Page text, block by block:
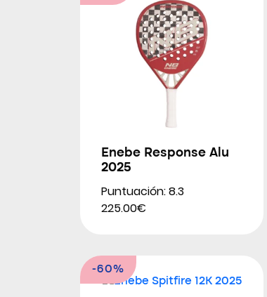
Enebe Response Alu
2025
Puntuación: 8.3
225.00€
-60%